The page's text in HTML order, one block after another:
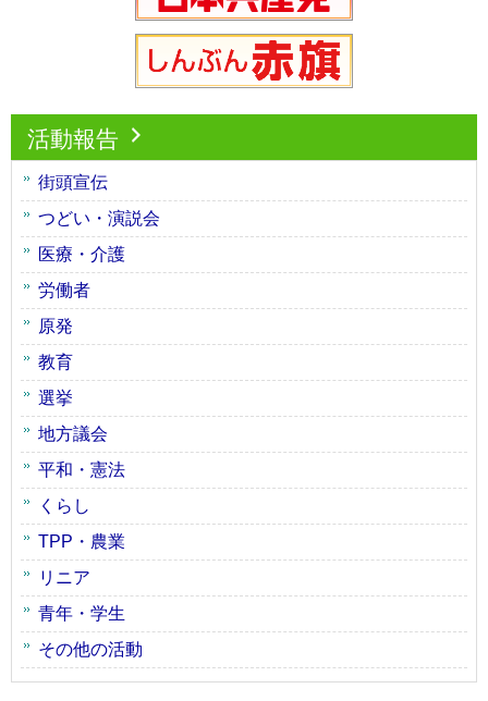
活動報告
街頭宣伝
つどい・演説会
医療・介護
労働者
原発
教育
選挙
地方議会
平和・憲法
くらし
TPP・農業
リニア
青年・学生
その他の活動